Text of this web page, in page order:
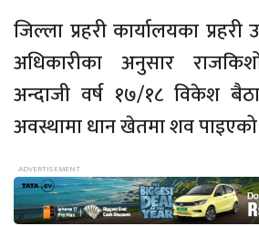
जिल्ला प्रहरी कार्यालयका
अधिकारीका अनुसार
अन्दाजी वर्ष १७/१८ विकेश
अवस्थामा धान खेतमा शव पाइएको